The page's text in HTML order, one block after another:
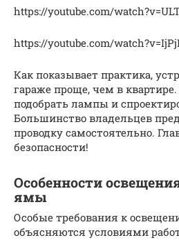
https://youtube.com/
https://youtube.com/
Как показывает практика,
гараже проще, чем в
подобрать лампы и
Большинство владельцев
проводку самостоятельно.
безопасности!
Особенности
ямы
Особые требования к
объясняются условиями